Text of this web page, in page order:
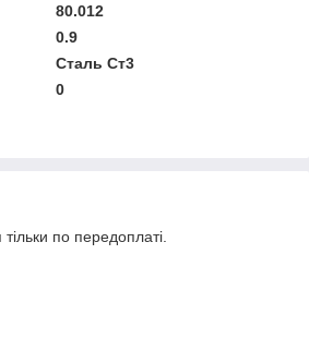
80.012
0.9
Сталь Ст3
0
по передоплаті.